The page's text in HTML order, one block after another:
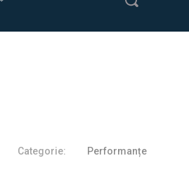
Categorie: Performanțe